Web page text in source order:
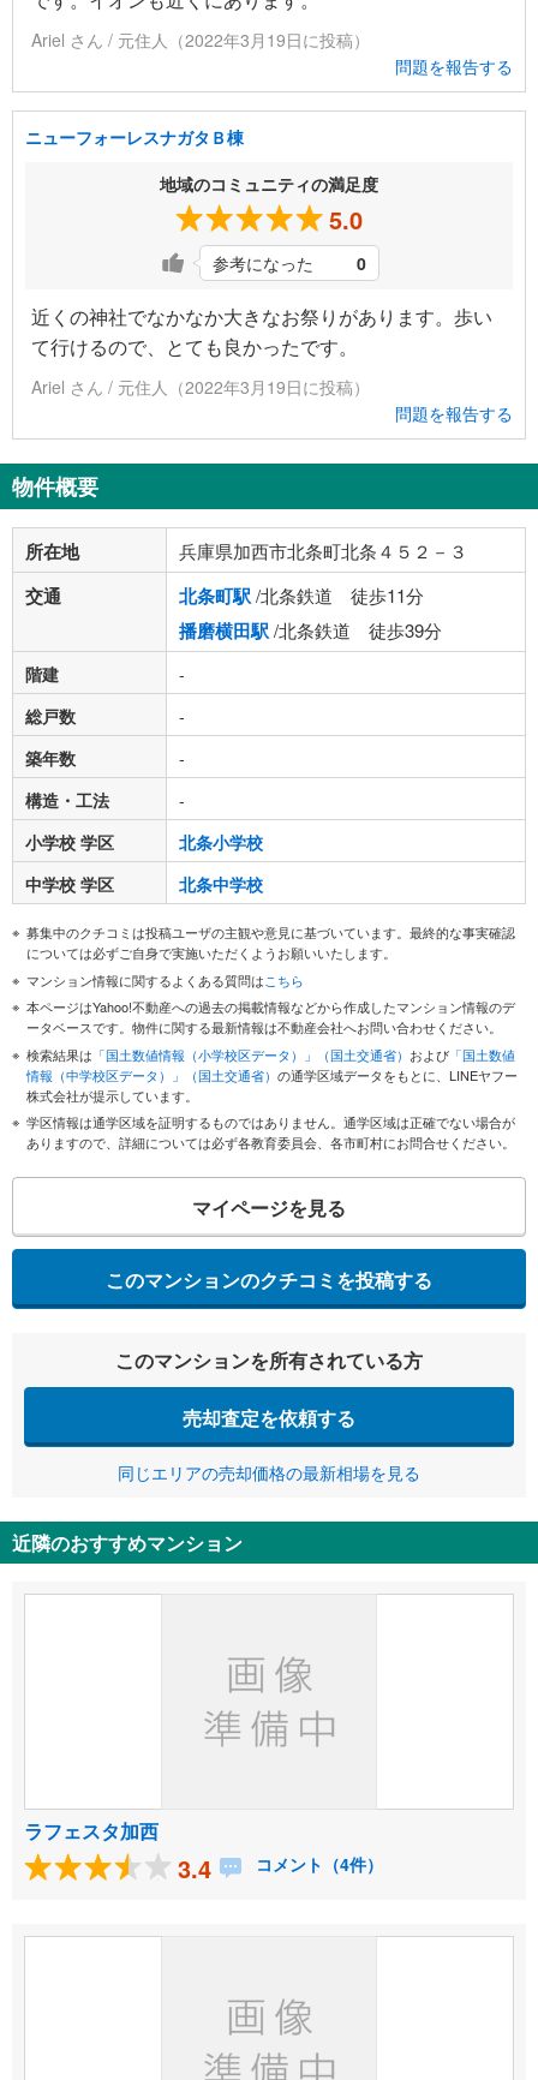
Ariel さん / 元住人（2022年3月19日に投稿）
問題を報告する
ニューフォーレスナガタＢ棟
地域のコミュニティの満足度
5.0
参考になった 0
近くの神社でなかなか大きなお祭りがあります。歩い
て行けるので、とても良かったです。
Ariel さん / 元住人（2022年3月19日に投稿）
問題を報告する
物件概要
所在地 兵庫県加西市北条町北条４５２－３
交通 北条町駅/北条鉄道 徒歩11分
播磨横田駅/北条鉄道 徒歩39分
階建
-
総戸数
-
築年数
-
構造・工法
-
小学校 学区
北条小学校
中学校 学区
北条中学校
募集中のクチコミは投稿ユーザの主観や意見に基づいています。最終的な事実確認
については必ずご自身で実施いただくようお願いいたします。
マンション情報に関するよくある質問はこちら
本ページはYahoo!不動産への過去の掲載情報などから作成したマンション情報のデ
ータベースです。物件に関する最新情報は不動産会社へお問い合わせください。
検索結果は 「国土数値情報（小学校区データ）」（国土交通省） および 「国土数値
情報（中学校区データ）」（国土交通省） の通学区域データをもとに、LINEヤフー
株式会社が提示しています。
学区情報は通学区域を証明するものではありません。通学区域は正確でない場合が
ありますので、詳細については必ず各教育委員会、各市町村にお問合せください。
マイページを見る
このマンションのクチコミを投稿する
このマンションを所有されている方
売却査定を依頼する
同じエリアの売却価格の最新相場を見る
近隣のおすすめマンション
ラフェスタ加西
3.4 コメント（4件）